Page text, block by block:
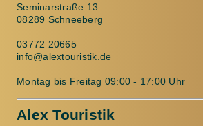
Seminarstraße 13
08289 Schneeberg
03772 20665
info@alextouristik.de
Montag bis Freitag 09:00 - 17:00 Uhr
Alex Touristik